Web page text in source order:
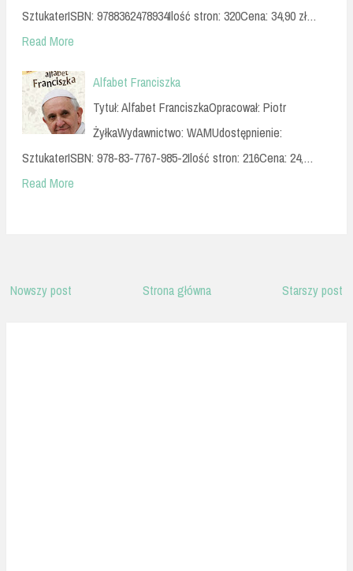
SztukaterISBN: 9788362478934Ilość stron: 320Cena: 34,90 zł…
Read More
Alfabet Franciszka
Tytuł: Alfabet FranciszkaOpracował: Piotr
ŻyłkaWydawnictwo: WAMUdostępnienie:
SztukaterISBN: 978-83-7767-985-2Ilość stron: 216Cena: 24,…
Read More
Nowszy post Starszy post
Strona główna